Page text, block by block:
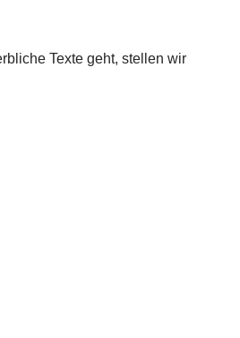
Texte geht, stellen wir